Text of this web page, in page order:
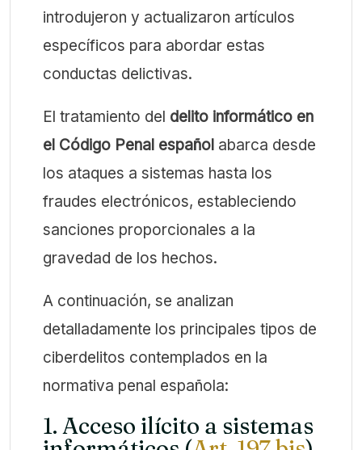
introdujeron y actualizaron artículos
específicos para abordar estas
conductas delictivas.
El tratamiento del delito informático en
el Código Penal español abarca desde
los ataques a sistemas hasta los
fraudes electrónicos, estableciendo
sanciones proporcionales a la
gravedad de los hechos.
A continuación, se analizan
detalladamente los principales tipos de
ciberdelitos contemplados en la
normativa penal española:
1. Acceso ilícito a sistemas